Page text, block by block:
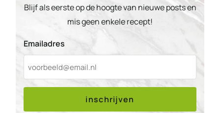
Blijf als eerste op de hoogte van nieuwe posts en
mis geen enkele recept!
Emailadres
inschrijven